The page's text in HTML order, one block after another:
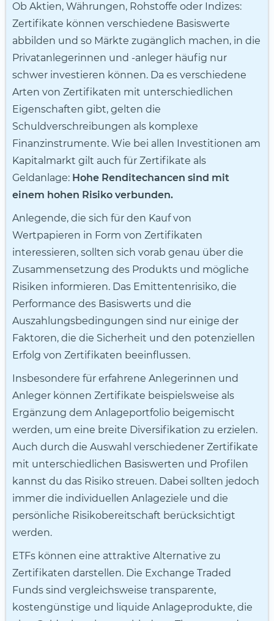
Ob Aktien, Währungen, Rohstoffe oder Indizes:
Zertifikate können verschiedene Basiswerte
abbilden und so Märkte zugänglich machen, in die
Privatanlegerinnen und -anleger häufig nur
schwer investieren können. Da es verschiedene
Arten von Zertifikaten mit unterschiedlichen
Eigenschaften gibt, gelten die
Schuldverschreibungen als komplexe
Finanzinstrumente. Wie bei allen Investitionen am
Kapitalmarkt gilt auch für Zertifikate als
Geldanlage: Hohe Renditechancen sind mit
einem hohen Risiko verbunden.
Anlegende, die sich für den Kauf von
Wertpapieren in Form von Zertifikaten
interessieren, sollten sich vorab genau über die
Zusammensetzung des Produkts und mögliche
Risiken informieren. Das Emittentenrisiko, die
Performance des Basiswerts und die
Auszahlungsbedingungen sind nur einige der
Faktoren, die die Sicherheit und den potenziellen
Erfolg von Zertifikaten beeinflussen.
Insbesondere für erfahrene Anlegerinnen und
Anleger können Zertifikate beispielsweise als
Ergänzung dem Anlageportfolio beigemischt
werden, um eine breite Diversifikation zu erzielen.
Auch durch die Auswahl verschiedener Zertifikate
mit unterschiedlichen Basiswerten und Profilen
kannst du das Risiko streuen. Dabei sollten jedoch
immer die individuellen Anlageziele und die
persönliche Risikobereitschaft berücksichtigt
werden.
ETFs können eine attraktive Alternative zu
Zertifikaten darstellen. Die Exchange Traded
Funds sind vergleichsweise transparente,
kostengünstige und liquide Anlageprodukte, die